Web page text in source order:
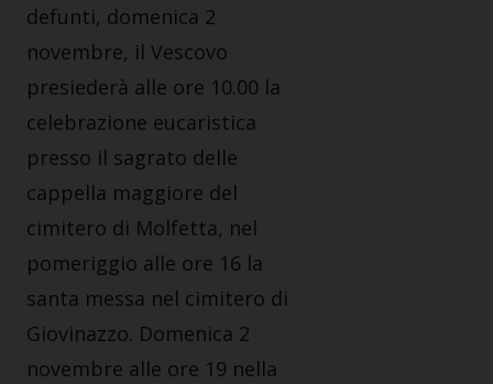
defunti, domenica 2
novembre, il Vescovo
presiederà alle ore 10.00 la
celebrazione eucaristica
presso il sagrato delle
cappella maggiore del
cimitero di Molfetta, nel
pomeriggio alle ore 16 la
santa messa nel cimitero di
Giovinazzo. Domenica 2
novembre alle ore 19 nella